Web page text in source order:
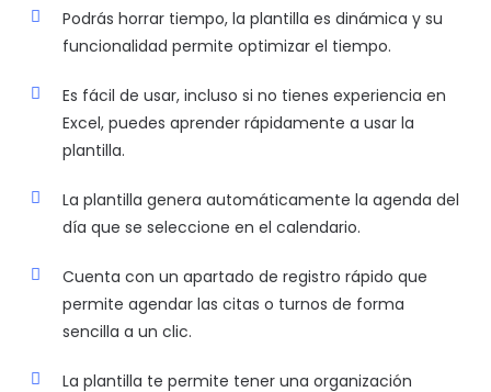
Podrás horrar tiempo, la plantilla es dinámica y su
funcionalidad permite optimizar el tiempo.
Es fácil de usar, incluso si no tienes experiencia en
Excel, puedes aprender rápidamente a usar la
plantilla.
La plantilla genera automáticamente la agenda del
día que se seleccione en el calendario.
Cuenta con un apartado de registro rápido que
permite agendar las citas o turnos de forma
sencilla a un clic.
La plantilla te permite tener una organización